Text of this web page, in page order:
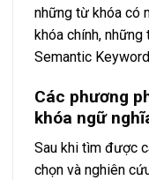
những từ khóa có
khóa chính,
Semantic
Các phương
khóa ngữ
Sau khi tìm được
chọn và nghiên